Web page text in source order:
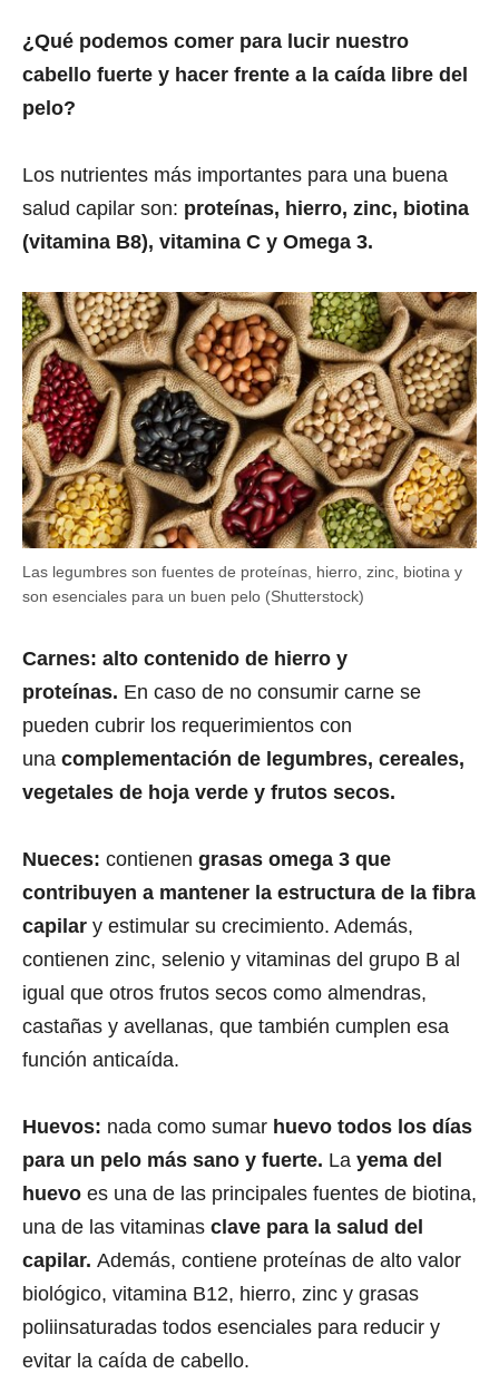
¿Qué podemos comer para lucir nuestro
cabello fuerte y hacer frente a la caída libre del
pelo?
Los nutrientes más importantes para una buena
salud capilar son: proteínas, hierro, zinc, biotina
(vitamina B8), vitamina C y Omega 3.
Las legumbres son fuentes de proteínas, hierro, zinc, biotina y
son esenciales para un buen pelo (Shutterstock)
Carnes: alto contenido de hierro y
proteínas. En caso de no consumir carne se
pueden cubrir los requerimientos con
una complementación de legumbres, cereales,
vegetales de hoja verde y frutos secos.
Nueces: contienen grasas omega 3 que
contribuyen a mantener la estructura de la fibra
capilar y estimular su crecimiento. Además,
contienen zinc, selenio y vitaminas del grupo B al
igual que otros frutos secos como almendras,
castañas y avellanas, que también cumplen esa
función anticaída.
Huevos: nada como sumar huevo todos los días
para un pelo más sano y fuerte. La yema del
huevo es una de las principales fuentes de biotina,
una de las vitaminas clave para la salud del
capilar. Además, contiene proteínas de alto valor
biológico, vitamina B12, hierro, zinc y grasas
poliinsaturadas todos esenciales para reducir y
evitar la caída de cabello.